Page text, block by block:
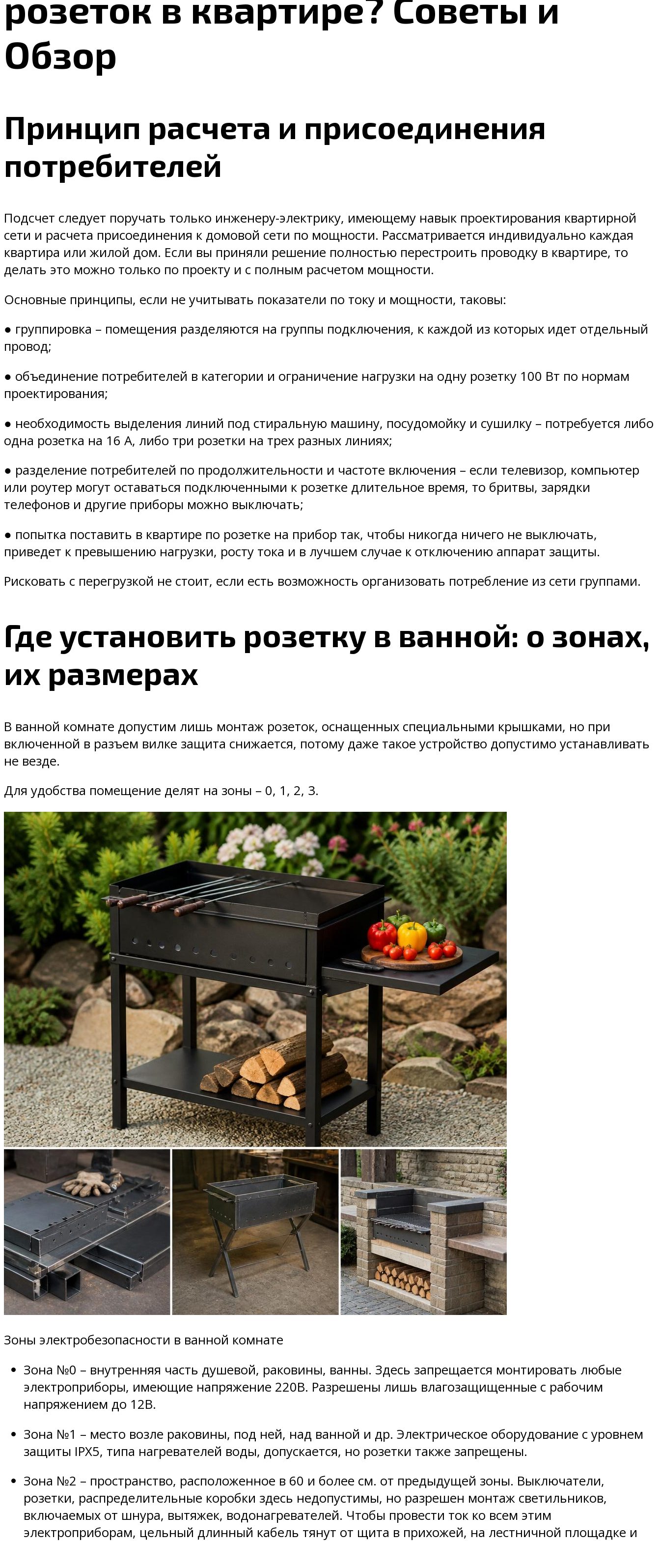
Обзор
Принцип расчета и присоединения
потребителей
Подсчет следует поручать только инженеру-электрику, имеющему навык проектирования квартирной
сети и расчета присоединения к домовой сети по мощности. Рассматривается индивидуально каждая
квартира или жилой дом. Если вы приняли решение полностью перестроить проводку в квартире, то
делать это можно только по проекту и с полным расчетом мощности.
Основные принципы, если не учитывать показатели по току и мощности, таковы:
● группировка – помещения разделяются на группы подключения, к каждой из которых идет отдельный
провод;
● объединение потребителей в категории и ограничение нагрузки на одну розетку 100 Вт по нормам
проектирования;
● необходимость выделения линий под стиральную машину, посудомойку и сушилку – потребуется либо
одна розетка на 16 А, либо три розетки на трех разных линиях;
● разделение потребителей по продолжительности и частоте включения – если телевизор, компьютер
или роутер могут оставаться подключенными к розетке длительное время, то бритвы, зарядки
телефонов и другие приборы можно выключать;
● попытка поставить в квартире по розетке на прибор так, чтобы никогда ничего не выключать,
приведет к превышению нагрузки, росту тока и в лучшем случае к отключению аппарат защиты.
Рисковать с перегрузкой не стоит, если есть возможность организовать потребление из сети группами.
Где установить розетку в ванной: о зонах,
их размерах
В ванной комнате допустим лишь монтаж розеток, оснащенных специальными крышками, но при
включенной в разъем вилке защита снижается, потому даже такое устройство допустимо устанавливать
не везде.
Для удобства помещение делят на зоны – 0, 1, 2, 3.
Зоны электробезопасности в ванной комнате
Зона №0 – внутренняя часть душевой, раковины, ванны. Здесь запрещается монтировать любые
электроприборы, имеющие напряжение 220В. Разрешены лишь влагозащищенные с рабочим
напряжением до 12В.
Зона №1 – место возле раковины, под ней, над ванной и др. Электрическое оборудование с уровнем
защиты IPX5, типа нагревателей воды, допускается, но розетки также запрещены.
Зона №2 – пространство, расположенное в 60 и более см. от предыдущей зоны. Выключатели,
розетки, распределительные коробки здесь недопустимы, но разрешен монтаж светильников,
включаемых от шнура, вытяжек, водонагревателей. Чтобы провести ток ко всем этим
электроприборам, цельный длинный кабель тянут от щита в прихожей, на лестничной площадке и